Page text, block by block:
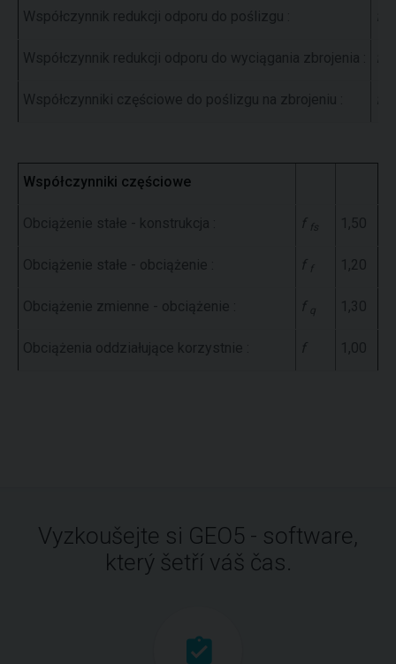
Współczynnik redukcji odporu do poślizgu : f
Współczynnik redukcji odporu do wyciągania zbrojenia : f
Współczynniki częściowe do poślizgu na zbrojeniu : f
Współczynniki częściowe
Obciążenie stałe - konstrukcja : f fs 1,50
Obciążenie stałe - obciążenie : f f 1,20
Obciążenie zmienne - obciążenie : f q 1,30
Obciążenia oddziałujące korzystnie : f 1,00
Vyzkoušejte si GEO5 - software,
který šetří váš čas.